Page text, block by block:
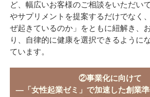
ど、幅広いお客様のご相談をいただい
やサプリメントを提案するだけでなく
ぜ起きているのか」をともに紐解き、
り、自律的に健康を選択できるように
ています。
②事業化に向けて
―「女性起業ゼミ」で加速した創業